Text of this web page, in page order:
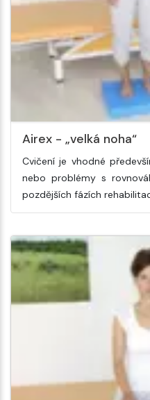
Airex - „velká noha“
Cvičení je vhodné
nebo problémy s
pozdějších fázích